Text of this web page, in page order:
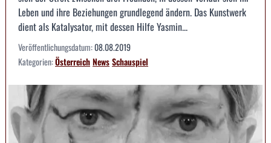
Leben und ihre Beziehungen grundlegend ändern. Das Kunstwerk
dient als Katalysator, mit dessen Hilfe Yasmin...
Veröffentlichungsdatum:08.08.2019
Kategorien:ÖsterreichNewsSchauspiel